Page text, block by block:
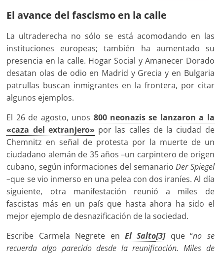
El avance del fascismo en la calle
La ultraderecha no sólo se está acomodando en las
instituciones europeas; también ha aumentado su
presencia en la calle. Hogar Social y Amanecer Dorado
desatan olas de odio en Madrid y Grecia y en Bulgaria
patrullas buscan inmigrantes en la frontera, por citar
algunos ejemplos.
El 26 de agosto, unos 800 neonazis se lanzaron a la
«caza del extranjero» por las calles de la ciudad de
Chemnitz en señal de protesta por la muerte de un
ciudadano alemán de 35 años –un carpintero de origen
cubano, según informaciones del semanarioDer Spiegel
–que se vio inmerso en una pelea con dos iraníes. Al día
siguiente, otra manifestación reunió a miles de
fascistas más en un país que hasta ahora ha sido el
mejor ejemplo de desnazificación de la sociedad.
Escribe Carmela Negrete en El Salto[3]que “no se
recuerda algo parecido desde la reunificación. Miles de